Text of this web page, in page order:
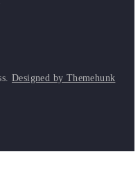
Designed by Themehunk